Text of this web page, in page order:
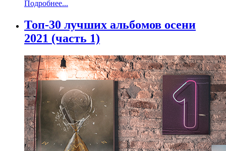
Подробнее...
Топ-30 лучших альбомов осени
2021 (часть 1)